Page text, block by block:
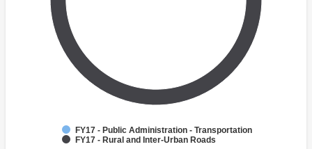
FY17 - Public Administration - Transportation
FY17 - Rural and Inter-Urban Roads